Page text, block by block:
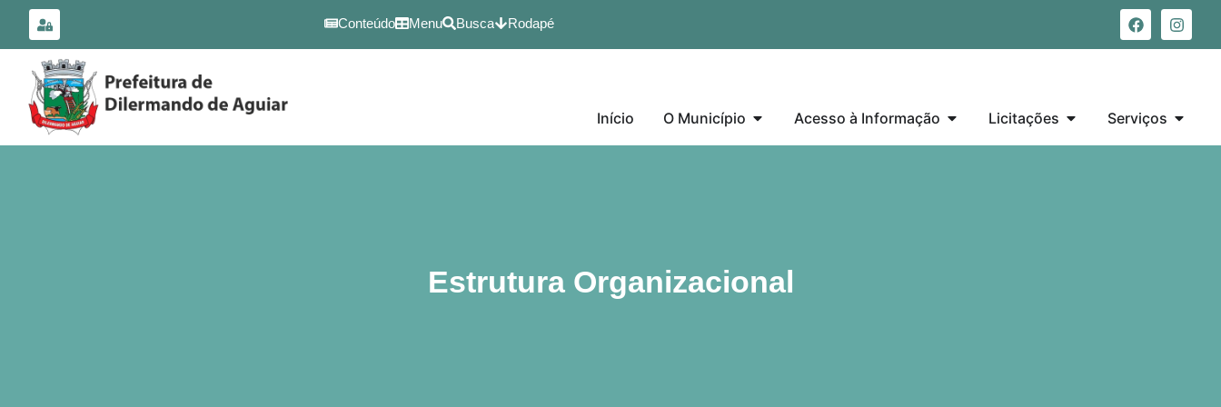
conteúdo
Conteúdo Menu Busca Rodapé
Início O Município Acesso à Informação Licitações Serviços
Estrutura Organizacional